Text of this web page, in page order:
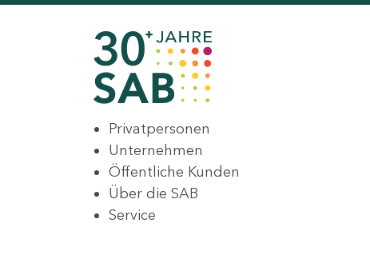
Privatpersonen
Unternehmen
Öffentliche Kunden
Über die SAB
Service